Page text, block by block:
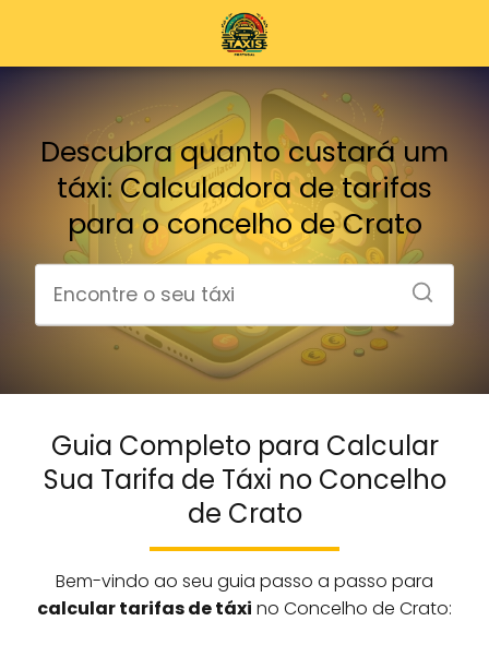
Descubra quanto custará um
táxi: Calculadora de tarifas
para o concelho de Crato
Guia Completo para Calcular
Sua Tarifa de Táxi no Concelho
de Crato
Bem-vindo ao seu guia passo a passo para
calcular tarifas de táxi no Concelho de Crato: